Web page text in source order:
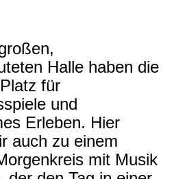
Halle haben die
für
und
Erleben. Hier
auch zu einem
mit Musik